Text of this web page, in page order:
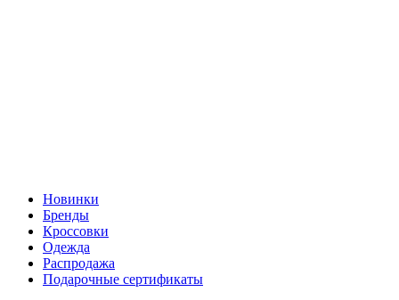
Новинки
Бренды
Кроссовки
Одежда
Распродажа
Подарочные сертификаты